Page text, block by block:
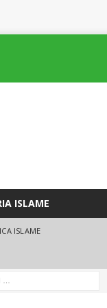
ISLAME
ISLAME